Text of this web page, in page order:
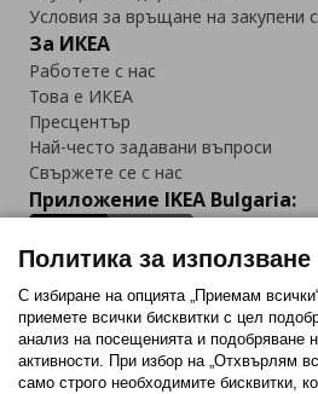
Условия за връщане на закупени
За ИКЕА
Работете с нас
Това е ИКЕА
Пресцентър
Най-често задавани въпроси
Свържете се с нас
Приложение IKEA Bulgaria:
Последвайте ни:
FacebookTwitterYoutubePinterest
Политика за използване
С избиране на опцията „Приемам
приемете всички бисквитки с цел
анализ на посещенията и подобряване
активности. При избор на „Отхвърлям
само строго необходимитe бисквитки,